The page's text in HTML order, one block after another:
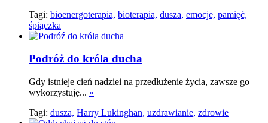
Tagi: bioenergoterapia, bioterapia, dusza, emocje, pamięć,
śpiączka
Podróż do króla ducha
Gdy istnieje cień nadziei na przedłużenie życia, zawsze go
wykorzystuję... »
Tagi: dusza, Harry Lukinghan, uzdrawianie, zdrowie